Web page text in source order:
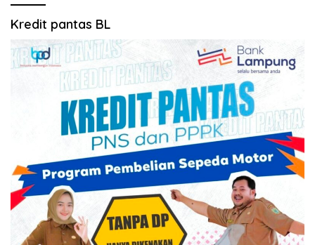
Kredit pantas BL